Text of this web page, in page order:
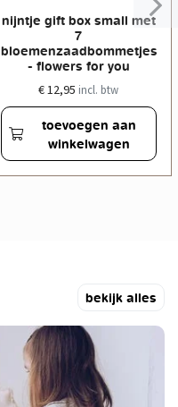
nijntje gift box small met
7
bloemenzaadbommetjes
- flowers for you
€ 12,95 incl. btw
toevoegen aan
winkelwagen
bekijk alles